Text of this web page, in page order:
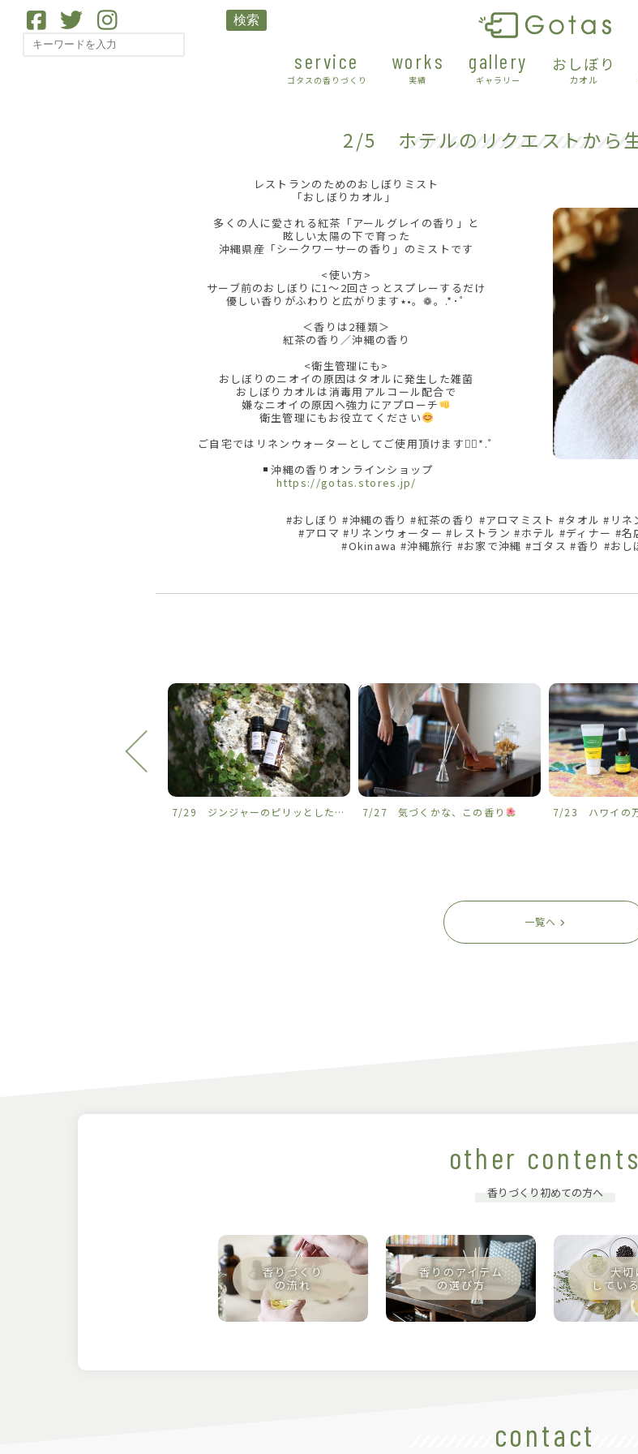
service
ゴタスの香りづくり
works
実績
gallery
ギャラリー
おしぼり
カオル
検索
2/5 ホテルのリクエストから
レストランのためのおしぼりミスト
｢おしぼりカオル」
多くの人に愛される紅茶「アールグレイの香り」と
眩しい太陽の下で育った
沖縄県産「シークワーサーの香り」のミストです
<使い方>
サーブ前のおしぼりに1〜2回さっとスプレーするだけ
優しい香りがふわりと広がります٭•。❁。.*･ﾟ
＜香りは2種類＞
紅茶の香り／沖縄の香り
<衛生管理にも>
おしぼりのニオイの原因はタオルに発生した雑菌
おしぼりカオルは消毒用アルコール配合で
嫌なニオイの原因へ強力にアプローチ
衛生管理にもお役立てください
ご自宅ではリネンウォーターとしてご使用頂けます❁⃘*.ﾟ
沖縄の香りオンラインショップ
https://gotas.stores.jp/
#おしぼり #沖縄の香り #紅茶の香り #アロマミスト #タオル #リネ
#アロマ #リネンウォーター #レストラン #ホテル #ディナー #
#Okinawa #沖縄旅行 #お家で沖縄 #ゴタス #香り #おし
7/29 ジンジャーのピリッとした心地よい香りに、 7/27 気づくかな、この香り
一覧へ
other contents
香りづくり初めての方へ
contact